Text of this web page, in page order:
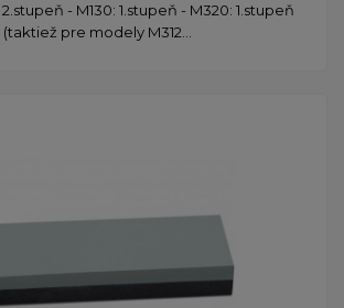
- M130: 1.stupeň - M320: 1.stupeň
(taktiež pre modely M312...